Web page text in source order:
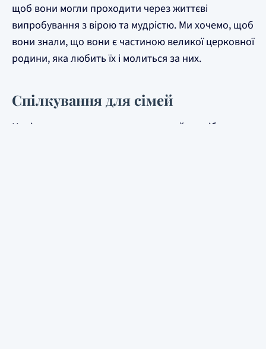
щоб вони могли проходити через життєві
випробування з вірою та мудрістю. Ми хочемо, щоб
вони знали, що вони є частиною великої церковної
родини, яка любить їх і молиться за них.
Спілкування для сімей
Недільна школа — це також чудовий спосіб для